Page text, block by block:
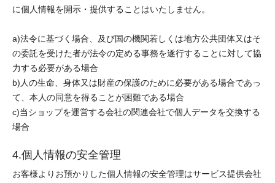
に個人情報を開示・提供することはいたしません。
a)法令に基づく場合、及び国の機関若しくは地方公共団体又はそ
の委託を受けた者が法令の定める事務を遂行することに対して協
力する必要がある場合
b)人の生命、身体又は財産の保護のために必要がある場合であっ
て、本人の同意を得ることが困難である場合
c)当ショップを運営する会社の関連会社で個人データを交換する
場合
4.個人情報の安全管理
お客様よりお預かりした個人情報の安全管理はサービス提供会社